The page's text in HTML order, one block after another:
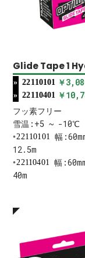
Glide Tape 1
22110101 ￥
22110401
￥
フッ素フリー
雪温:+5 ~ -10℃
22110101
幅
12.5m
22110401
幅
40m